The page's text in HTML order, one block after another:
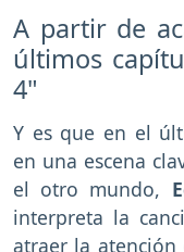
A partir de
últimos
4"
Y es que en el
en una escena
el otro mundo,
interpreta la
atraer la atención